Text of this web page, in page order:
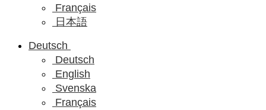
Français
日本語
Deutsch
Deutsch
English
Svenska
Français